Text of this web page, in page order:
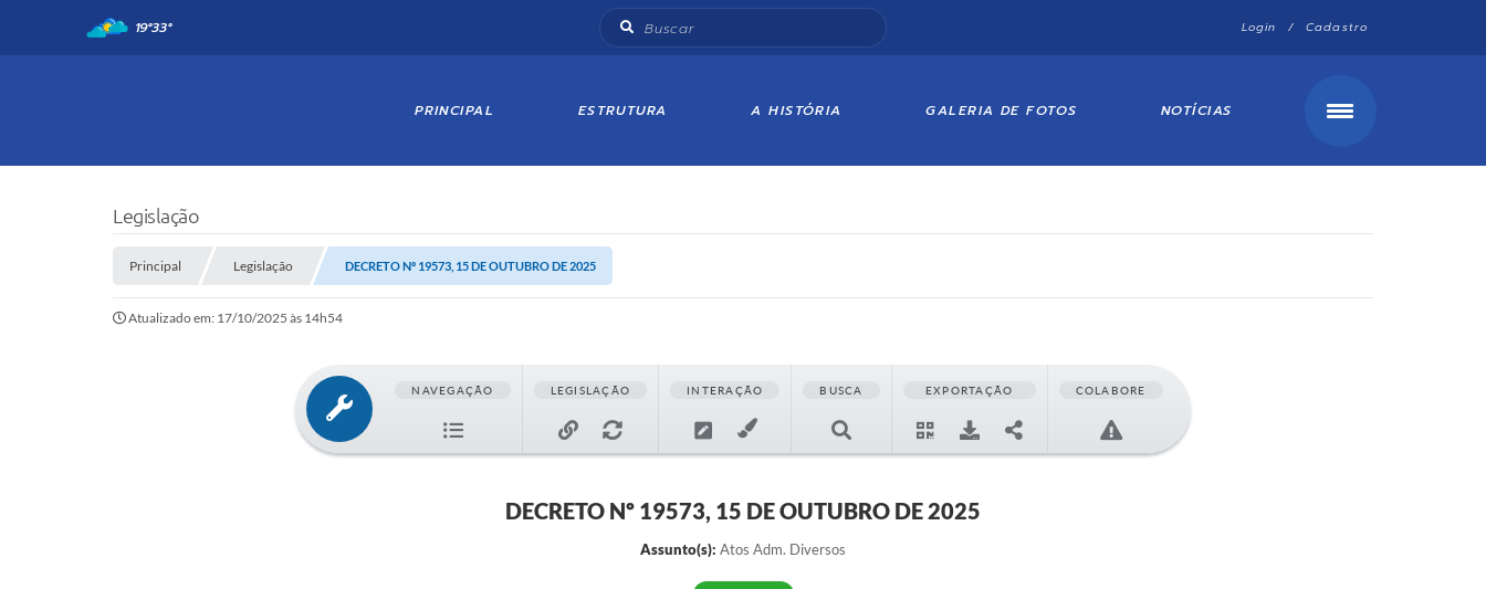
Login / Cadastro
19°33°
PRINCIPAL ESTRUTURA A HISTÓRIA GALERIA DE FOTOS NOTÍCIAS
Legislação
Principal Legislação DECRETO Nº 19573, 15 DE OUTUBRO DE 2025
Atualizado em: 17/10/2025 às 14h54
NAVEGAÇÃO LEGISLAÇÃO INTERAÇÃO BUSCA EXPORTAÇÃO COLABORE
DECRETO Nº 19573, 15 DE OUTUBRO DE 2025
Assunto(s): Atos Adm. Diversos